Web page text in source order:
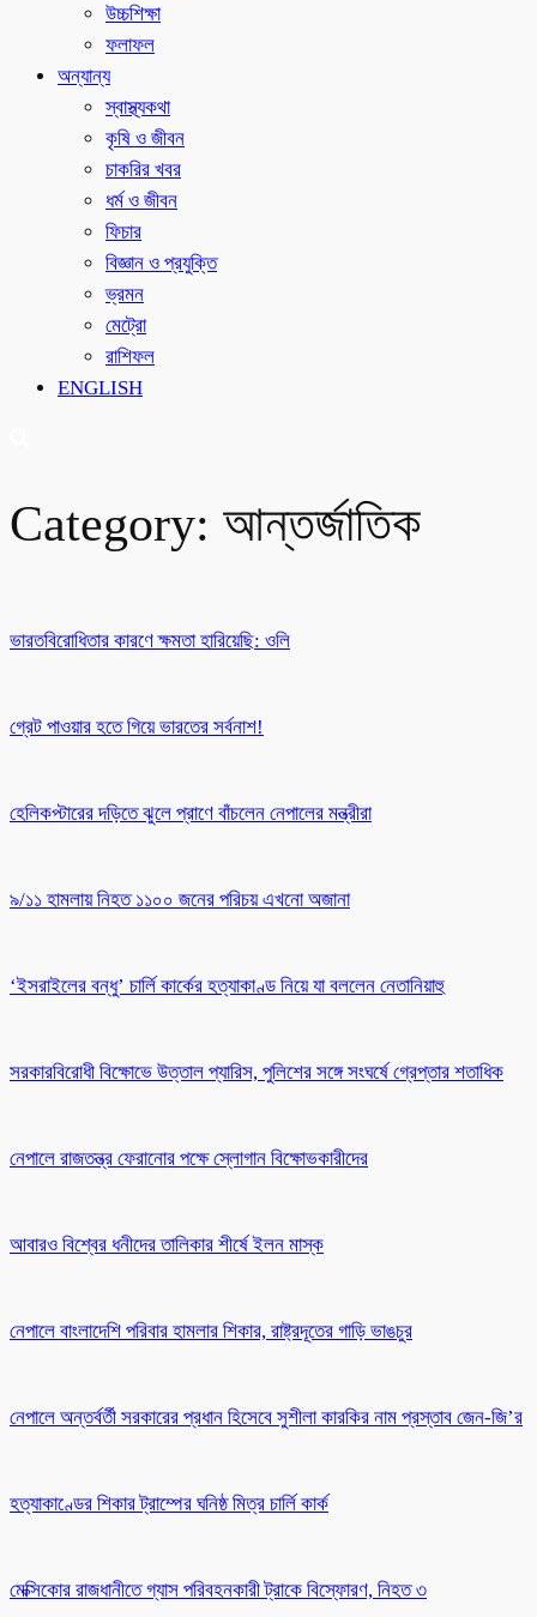
উচ্চশিক্ষা
ফলাফল
অন্যান্য
স্বাস্থ্যকথা
কৃষি ও জীবন
চাকরির খবর
ধর্ম ও জীবন
ফিচার
বিজ্ঞান ও প্রযুক্তি
ভ্রমন
মেট্রো
রাশিফল
ENGLISH
Category: আন্তর্জাতিক
ভারতবিরোধিতার কারণে ক্ষমতা হারিয়েছি: ওলি
গ্রেট পাওয়ার হতে গিয়ে ভারতের সর্বনাশ!
হেলিকপ্টারের দড়িতে ঝুলে প্রাণে বাঁচলেন নেপালের মন্ত্রীরা
৯/১১ হামলায় নিহত ১১০০ জনের পরিচয় এখনো অজানা
‘ইসরাইলের বন্ধু’ চার্লি কার্কের হত্যাকাণ্ড নিয়ে যা বললেন নেতানিয়াহু
সরকারবিরোধী বিক্ষোভে উত্তাল প্যারিস, পুলিশের সঙ্গে সংঘর্ষে গ্রেপ্তার শতাধিক
নেপালে রাজতন্ত্র ফেরানোর পক্ষে স্লোগান বিক্ষোভকারীদের
আবারও বিশ্বের ধনীদের তালিকার শীর্ষে ইলন মাস্ক
নেপালে বাংলাদেশি পরিবার হামলার শিকার, রাষ্ট্রদূতের গাড়ি ভাঙচুর
নেপালে অন্তর্বর্তী সরকারের প্রধান হিসেবে সুশীলা কারকির নাম প্রস্তাব জেন-জি’র
হত্যাকাণ্ডের শিকার ট্রাম্পের ঘনিষ্ঠ মিত্র চার্লি কার্ক
মেক্সিকোর রাজধানীতে গ্যাস পরিবহনকারী ট্রাকে বিস্ফোরণ, নিহত ৩